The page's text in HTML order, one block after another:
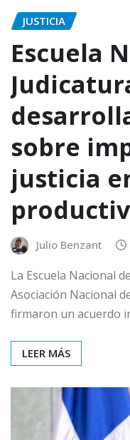
JUSTICIA
Escuela
sobre
justicia
Julio Benzant
La Escuela Nacional
Asociación Nacional
firmaron un acuerdo
LEER MÁS